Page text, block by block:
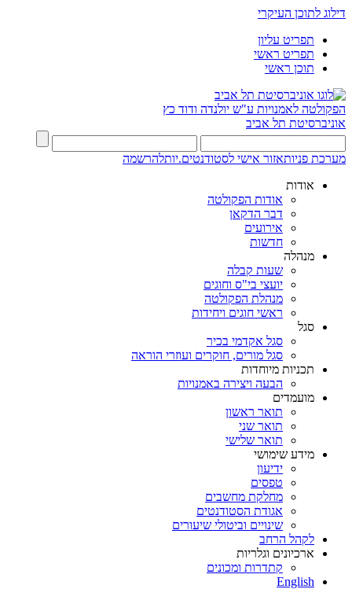
דילוג לתוכן העיקרי
תפריט עליון
תפריט ראשי
תוכן ראשי
הפקולטה לאמנויות ע"ש יולנדה ודוד כץ
אוניברסיטת תל אביב
מערכת פניותאזור אישי לסטודנטים.יותלהרשמה
אודות
אודות הפקולטה
דבר הדקאן
אירועים
חדשות
מנהלה
שעות קבלה
יועצי בי"ס וחוגים
מנהלת הפקולטה
ראשי חוגים ויחידות
סגל
סגל אקדמי בכיר
סגל מורים, חוקרים ועוזרי הוראה
תכניות מיוחדות
הבעה ויצירה באמנויות
מועמדים
תואר ראשון
תואר שני
תואר שלישי
מידע שימושי
ידיעון
טפסים
מחלקת מחשבים
אגודת הסטודנטים
שינויים וביטולי שיעורים
לקהל הרחב
ארכיונים וגלריות
קתדרות ומכונים
English